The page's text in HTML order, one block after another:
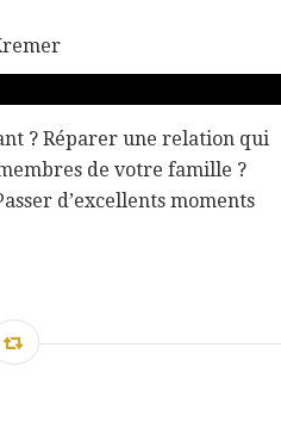
? Réparer une relation qui
de votre famille ?
d’excellents moments